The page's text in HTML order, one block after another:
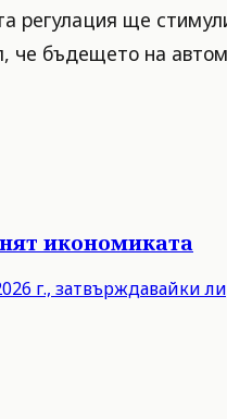
регулация ще
че бъдещето на
икономиката
г., затвърждавайки